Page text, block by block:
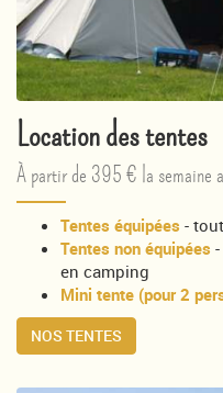
Location des tentes
À partir de 395 € la semaine
Tentes équipées -
Tentes non équipées
en camping
Mini tente (pour 2
NOS TENTES